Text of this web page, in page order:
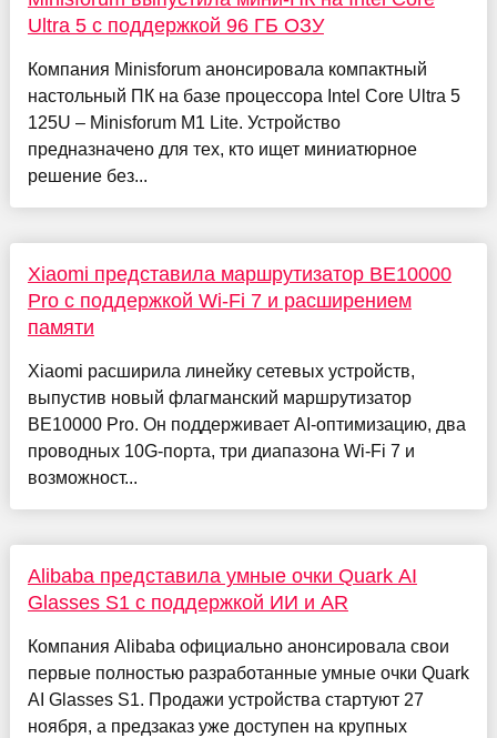
Ultra 5 с поддержкой 96 ГБ ОЗУ
Компания Minisforum анонсировала компактный
настольный ПК на базе процессора Intel Core Ultra 5
125U – Minisforum M1 Lite. Устройство
предназначено для тех, кто ищет миниатюрное
решение без...
Xiaomi представила маршрутизатор BE10000
Pro с поддержкой Wi-Fi 7 и расширением
памяти
Xiaomi расширила линейку сетевых устройств,
выпустив новый флагманский маршрутизатор
BE10000 Pro. Он поддерживает AI-оптимизацию, два
проводных 10G-порта, три диапазона Wi-Fi 7 и
возможност...
Alibaba представила умные очки Quark AI
Glasses S1 с поддержкой ИИ и AR
Компания Alibaba официально анонсировала свои
первые полностью разработанные умные очки Quark
AI Glasses S1. Продажи устройства стартуют 27
ноября, а предзаказ уже доступен на крупных